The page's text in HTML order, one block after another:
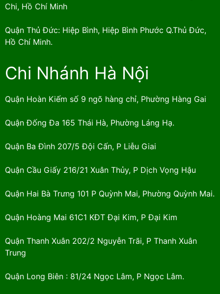
Chi, Hồ Chí Minh
Quận Thủ Đức: Hiệp Bình, Hiệp Bình Phước Q.Thủ Đức,
Hồ Chí Minh.
Chi Nhánh Hà Nội
Quận Hoàn Kiếm số 9 ngõ hàng chỉ, Phường Hàng Gai
Quận Đống Đa 165 Thái Hà, Phường Láng Hạ.
Quận Ba Đình 207/5 Đội Cấn, P Liễu Giai
Quận Cầu Giấy 216/21 Xuân Thủy, P Dịch Vọng Hậu
Quận Hai Bà Trưng 101 P Quỳnh Mai, Phường Quỳnh Mai.
Quận Hoàng Mai 61C1 KĐT Đại Kim, P Đại Kim
Quận Thanh Xuân 202/2 Nguyễn Trãi, P Thanh Xuân
Trung
Quận Long Biên : 81/24 Ngọc Lâm, P Ngọc Lâm.